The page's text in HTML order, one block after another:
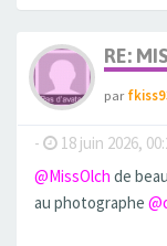
RE:
par
- 18 juin 2026,
@MissOlch de
au photographe